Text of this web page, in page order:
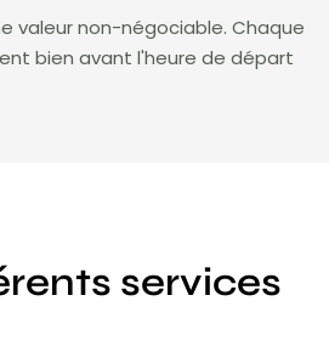
valeur non-négociable. Chaque
bien avant l'heure de départ
services